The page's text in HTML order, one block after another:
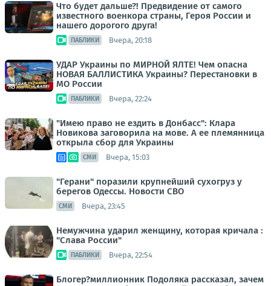
Что будет дальше?! Предвидение от самого
известного военкора страны, Героя России и
нашего дорогого друга!
ПАБЛИКИ Вчера, 20:18
УДАР Украины по МИРНОЙ ЯЛТЕ! Чем опасна
НОВАЯ БАЛЛИСТИКА Украины? Перестановки в
МО России
ПАБЛИКИ Вчера, 22:24
"Имею право не ездить в Донбасс": Клара
Новикова заговорила на мове. А ее племянница
открыла сбор для Украины
СМИ Вчера, 15:03
"Герани" поразили крупнейший сухогруз у
берегов Одессы. Новости СВО
СМИ Вчера, 23:45
Немужчина ударил женщину, которая кричала :
"Слава России"
ПАБЛИКИ Вчера, 22:54
Блогер?миллионник Подоляка рассказал, зачем